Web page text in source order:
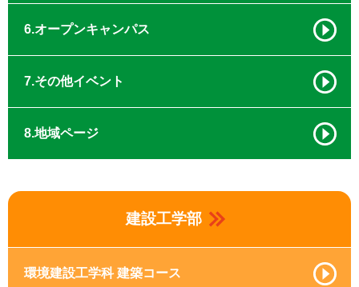
6.オープンキャンパス
7.その他イベント
8.地域ページ
建設工学部
環境建設工学科 建築コース